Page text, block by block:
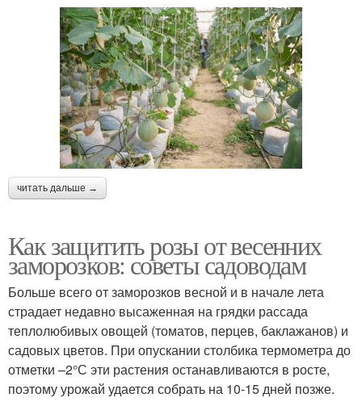
читать дальше →
Как защитить розы от весенних
заморозков: советы садоводам
Больше всего от заморозков весной и в начале лета
страдает недавно высаженная на грядки рассада
теплолюбивых овощей (томатов, перцев, баклажанов) и
садовых цветов. При опускании столбика термометра до
отметки –2°С эти растения останавливаются в росте,
поэтому урожай удается собрать на 10-15 дней позже.